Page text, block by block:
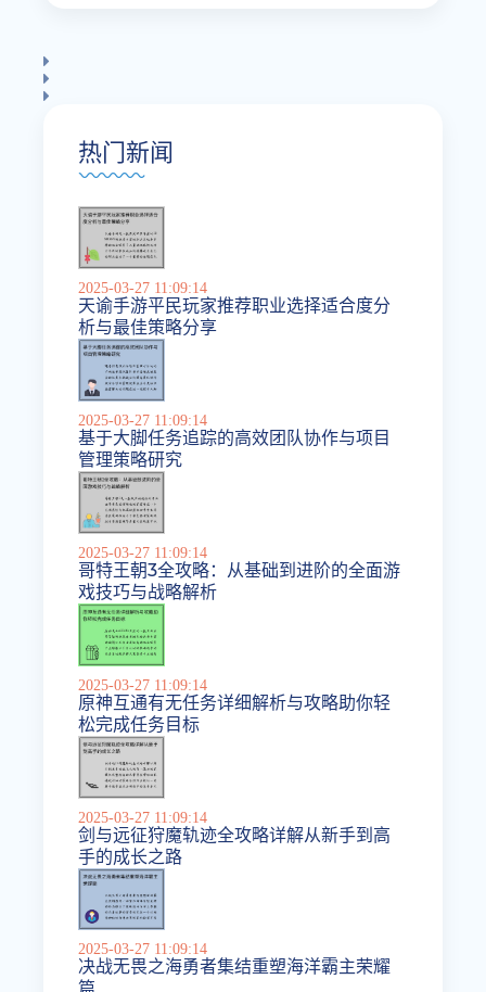
热门新闻
2025-03-27 11:09:14
天谕手游平民玩家推荐职业选择适合度分
析与最佳策略分享
2025-03-27 11:09:14
基于大脚任务追踪的高效团队协作与项目
管理策略研究
2025-03-27 11:09:14
哥特王朝3全攻略：从基础到进阶的全面游
戏技巧与战略解析
2025-03-27 11:09:14
原神互通有无任务详细解析与攻略助你轻
松完成任务目标
2025-03-27 11:09:14
剑与远征狩魔轨迹全攻略详解从新手到高
手的成长之路
2025-03-27 11:09:14
决战无畏之海勇者集结重塑海洋霸主荣耀